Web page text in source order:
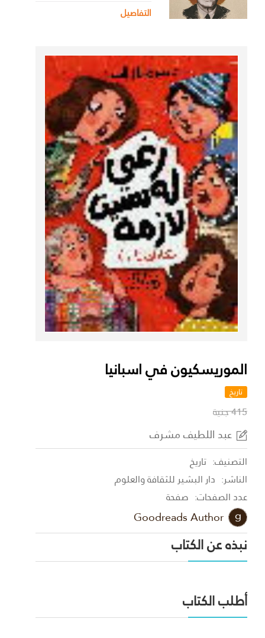
التفاصيل
الموريسكيون في اسبانيا
تاريخ
415 جنية
عبد اللطيف مشرف
التصنيف: تاريخ
الناشر: دار البشير للثقافة والعلوم
عدد الصفحات: صفحة
Goodreads Author
نبذه عن الكتاب
أطلب الكتاب